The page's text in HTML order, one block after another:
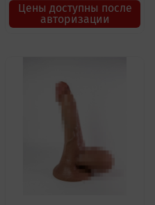
Цены доступны после
авторизации